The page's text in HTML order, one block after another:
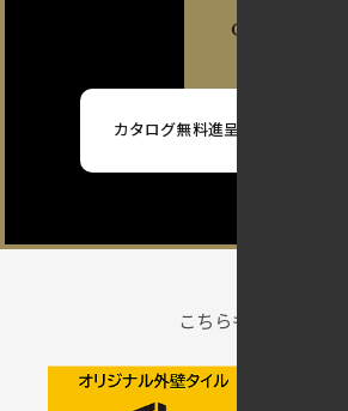
カタログ無料進呈は
こちらもご覧ください